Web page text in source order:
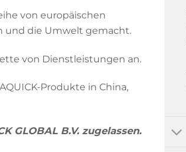
von europäischen
und die Umwelt gemacht.
von Dienstleistungen an.
Produkte in China,
GLOBAL B.V. zugelassen.